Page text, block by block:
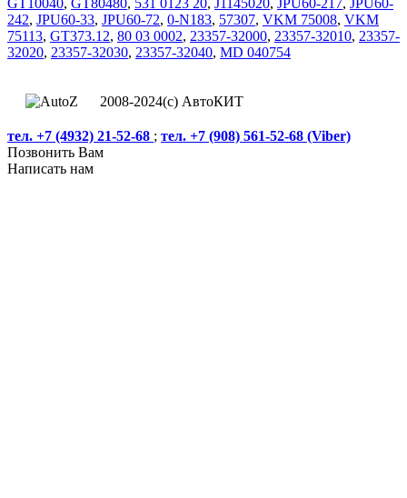
242, JPU60-33, JPU60-72, 0-N183, 57307, VKM 75008, VKM
75113, GT373.12, 80 03 0002, 23357-32000, 23357-32010, 23357-
32020, 23357-32030, 23357-32040, MD 040754
2008-2024(c) АвтоКИТ
тел. +7 (4932) 21-52-68 ; тел. +7 (908) 561-52-68 (Viber)
Позвонить Вам
Написать нам